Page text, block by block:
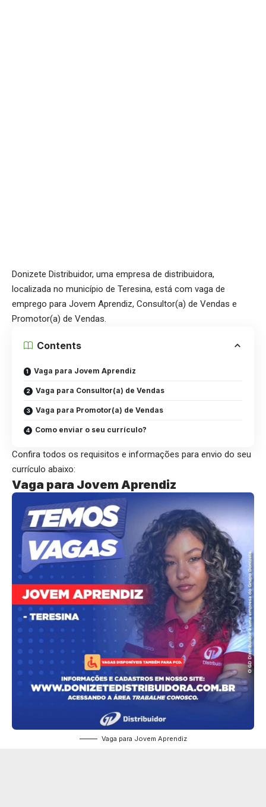
Donizete Distribuidor, uma empresa de distribuidora,
localizada no município de Teresina, está com vaga de
emprego para Jovem Aprendiz, Consultor(a) de Vendas e
Promotor(a) de Vendas.
Contents
Vaga para Jovem Aprendiz
Vaga para Consultor(a) de Vendas
Vaga para Promotor(a) de Vendas
Como enviar o seu currículo?
Confira todos os requisitos e informações para envio do seu
currículo abaixo:
Vaga para Jovem Aprendiz
Vaga para Jovem Aprendiz